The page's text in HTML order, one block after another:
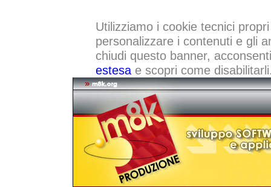
Utilizziamo i cookie tecnici
personalizzare i contenuti e gli
chiudi questo banner,
estesae scopri come